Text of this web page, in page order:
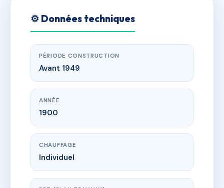
⚙️ Données techniques
PÉRIODE CONSTRUCTION
Avant 1949
ANNÉE
1900
CHAUFFAGE
Individuel